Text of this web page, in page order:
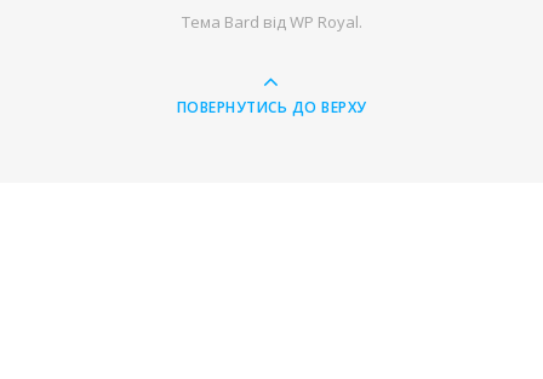
Тема Bard відWP Royal.
ПОВЕРНУТИСЬ ДО ВЕРХУ